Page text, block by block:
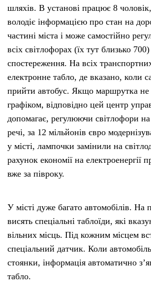
шляхів. В установі працює 8
володіє інформацією про стан на
частині міста і може самостійно
всіх світлофорах (їх тут близько
спостереження. На всіх
електронне табло, де вказано, коли
прийти автобус. Якщо маршрутка не
графіком, відповідно цей центр
допомагає, регулюючи світлофори
речі, за 12 мільйонів євро
у місті, лампочки замінили на
рахунок економії на електроенергії
вже за півроку.
У місті дуже багато автомобілів. На
висять спеціальні таблоїди, які
вільних місць. Під кожним місцем
спеціальний датчик. Коли
стоянки, інформація автоматично
табло.